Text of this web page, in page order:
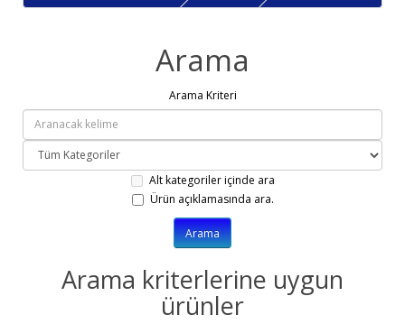
Arama
Arama Kriteri
Alt kategoriler içinde ara
Ürün açıklamasında ara.
Arama kriterlerine uygun
ürünler